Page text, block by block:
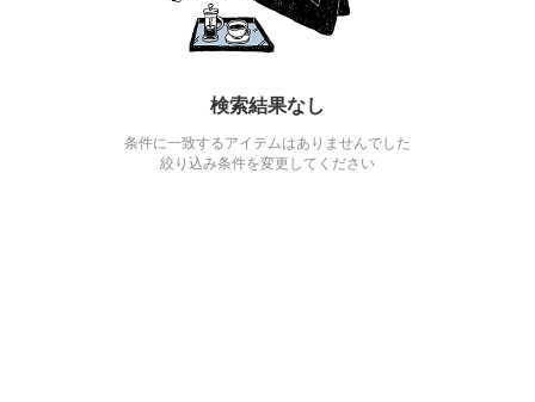
検索結果なし
条件に一致するアイテムはありませんでした
絞り込み条件を変更してください